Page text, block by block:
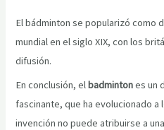
El bádminton se popularizó como
mundial en el siglo XIX, con los
difusión.
En conclusión, elbadmintones un
fascinante, que ha evolucionado a
invención no puede atribuirse a